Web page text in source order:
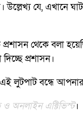
উল্লেখ্য যে, এখানে
থেকে বলা
প্রশাসন।
লুটপাট বন্ধে
ও অনলাইন এক্টিভিস্ট।